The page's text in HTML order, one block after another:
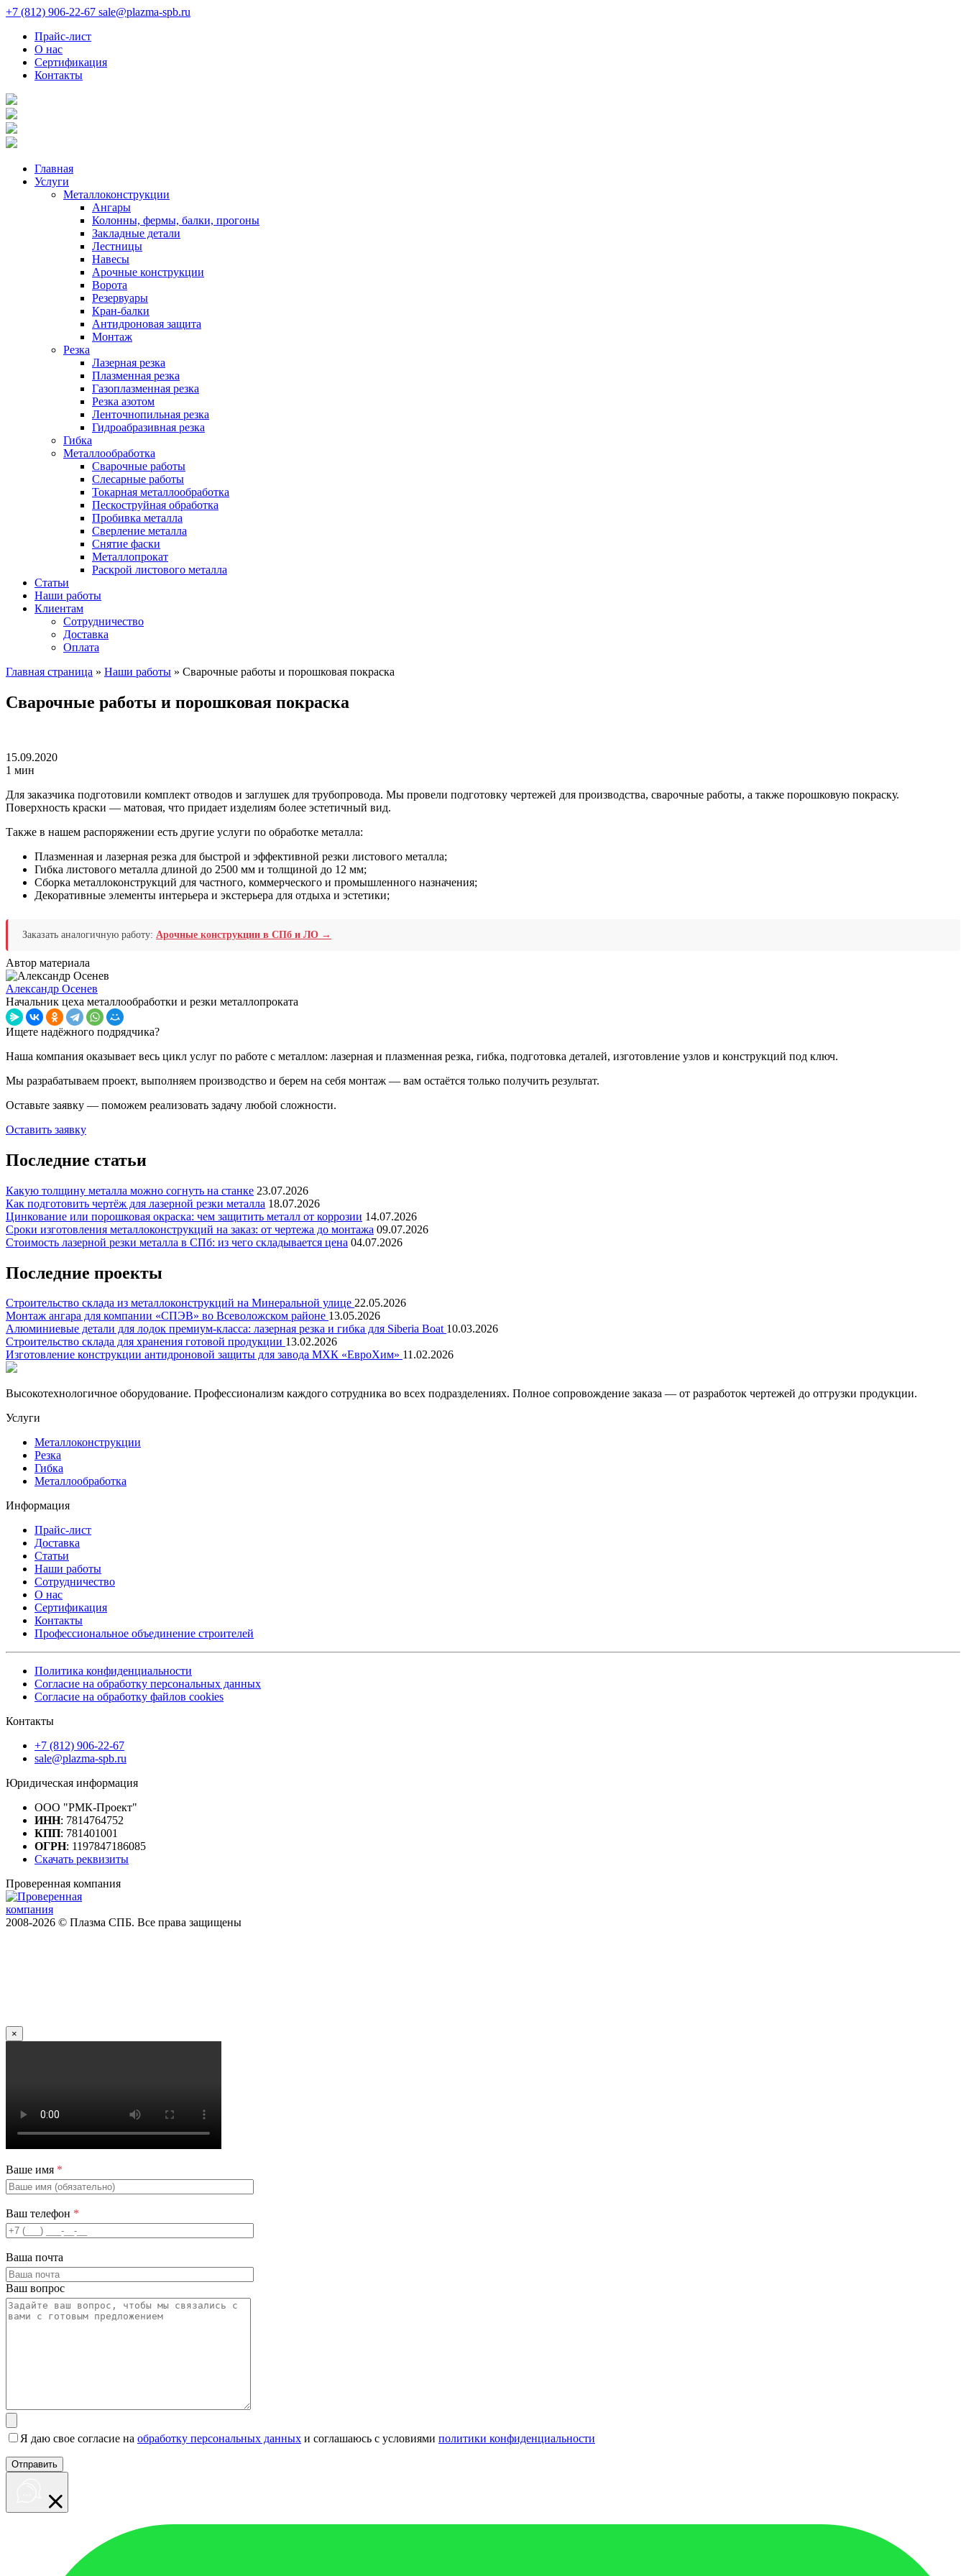
+7 (812) 906-22-67 sale@plazma-spb.ru
Прайс-лист
О нас
Сертификация
Контакты
Главная
Услуги
Металлоконструкции
Ангары
Колонны, фермы, балки, прогоны
Закладные детали
Лестницы
Навесы
Арочные конструкции
Ворота
Резервуары
Кран-балки
Антидроновая защита
Монтаж
Резка
Лазерная резка
Плазменная резка
Газоплазменная резка
Резка азотом
Ленточнопильная резка
Гидроабразивная резка
Гибка
Металлообработка
Сварочные работы
Слесарные работы
Токарная металлообработка
Пескоструйная обработка
Пробивка металла
Сверление металла
Снятие фаски
Металлопрокат
Раскрой листового металла
Статьи
Наши работы
Клиентам
Сотрудничество
Доставка
Оплата
Главная страница » Наши работы » Сварочные работы и порошковая покраска
Сварочные работы и порошковая покраска
15.09.2020
1 мин
Для заказчика подготовили комплект отводов и заглушек для трубопровода. Мы провели подготовку чертежей для производства, сварочные работы, а также порошковую покраску.
Поверхность краски — матовая, что придает изделиям более эстетичный вид.
Также в нашем распоряжении есть другие услуги по обработке металла:
Плазменная и лазерная резка для быстрой и эффективной резки листового металла;
Гибка листового металла длиной до 2500 мм и толщиной до 12 мм;
Сборка металлоконструкций для частного, коммерческого и промышленного назначения;
Декоративные элементы интерьера и экстерьера для отдыха и эстетики;
Заказать аналогичную работу: Арочные конструкции в СПб и ЛО →
Автор материала
Александр Осенев
Начальник цеха металлообработки и резки металлопроката
Ищете надёжного подрядчика?
Наша компания оказывает весь цикл услуг по работе с металлом: лазерная и плазменная резка, гибка, подготовка деталей, изготовление узлов и конструкций под ключ.
Мы разрабатываем проект, выполняем производство и берем на себя монтаж — вам остаётся только получить результат.
Оставьте заявку — поможем реализовать задачу любой сложности.
Оставить заявку
Последние статьи
Какую толщину металла можно согнуть на станке 23.07.2026
Как подготовить чертёж для лазерной резки металла 18.07.2026
Цинкование или порошковая окраска: чем защитить металл от коррозии 14.07.2026
Сроки изготовления металлоконструкций на заказ: от чертежа до монтажа 09.07.2026
Стоимость лазерной резки металла в СПб: из чего складывается цена 04.07.2026
Последние проекты
Строительство склада из металлоконструкций на Минеральной улице 22.05.2026
Монтаж ангара для компании «СПЭВ» во Всеволожском районе 13.05.2026
Алюминиевые детали для лодок премиум-класса: лазерная резка и гибка для Siberia Boat 10.03.2026
Строительство склада для хранения готовой продукции 13.02.2026
Изготовление конструкции антидроновой защиты для завода МХК «ЕвроХим» 11.02.2026
Высокотехнологичное оборудование. Профессионализм каждого сотрудника во всех подразделениях. Полное сопровождение заказа — от разработок чертежей до отгрузки продукции.
Услуги
Металлоконструкции
Резка
Гибка
Металлообработка
Информация
Прайс-лист
Доставка
Статьи
Наши работы
Сотрудничество
О нас
Сертификация
Контакты
Профессиональное объединение строителей
Политика конфиденциальности
Согласие на обработку персональных данных
Согласие на обработку файлов cookies
Контакты
+7 (812) 906-22-67
sale@plazma-spb.ru
Юридическая информация
ООО "РМК-Проект"
ИНН: 7814764752
КПП: 781401001
ОГРН: 1197847186085
Скачать реквизиты
Проверенная компания
2008-2026 © Плазма СПБ. Все права защищены
×
Ваше имя *
Ваш телефон *
Ваша почта
Ваш вопрос
Я даю свое согласие на обработку персональных данных и соглашаюсь с условиями политики конфиденциальности